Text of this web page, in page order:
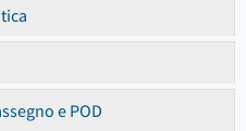
e POD